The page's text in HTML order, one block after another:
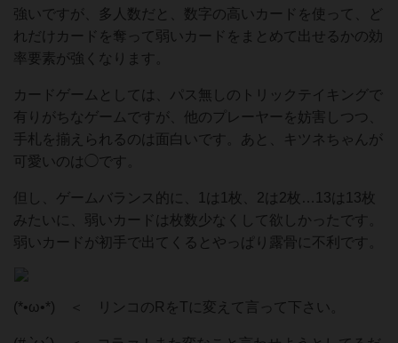
強いですが、多人数だと、数字の高いカードを使って、ど
れだけカードを奪って弱いカードをまとめて出せるかの効
率要素が強くなります。
カードゲームとしては、パス無しのトリックテイキングで
有りがちなゲームですが、他のプレーヤーを妨害しつつ、
手札を揃えられるのは面白いです。あと、キツネちゃんが
可愛いのは◯です。
但し、ゲームバランス的に、1は1枚、2は2枚…13は13枚
みたいに、弱いカードは枚数少なくして欲しかったです。
弱いカードが初手で出てくるとやっぱり露骨に不利です。
(*•⁠ω•⁠*) ＜ リンコのRをTに変えて言って下さい。